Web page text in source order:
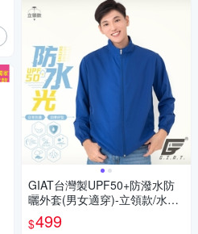
GIAT台灣製UPF50+防潑水防
曬外套(男女適穿)-立領款/水手
$499